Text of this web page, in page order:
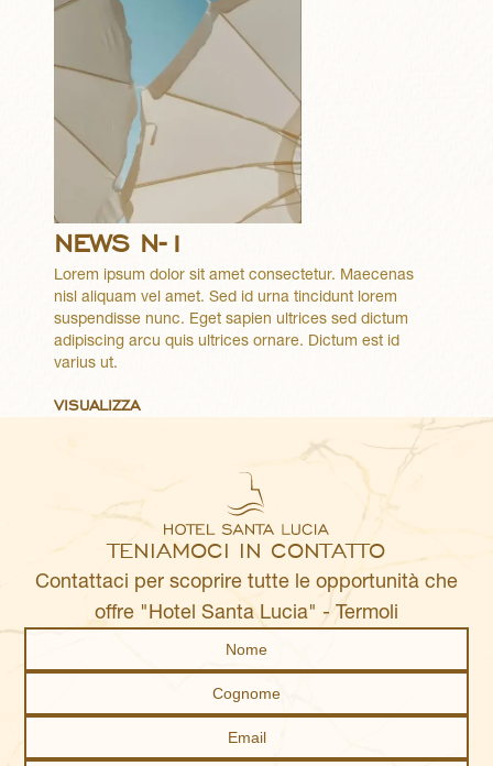
NEWS N-1
Lorem ipsum dolor sit amet consectetur. Maecenas
nisl aliquam vel amet. Sed id urna tincidunt lorem
suspendisse nunc. Eget sapien ultrices sed dictum
adipiscing arcu quis ultrices ornare. Dictum est id
varius ut.
VISUALIZZA
TENIAMOCI IN CONTATTO
Contattaci per scoprire tutte le opportunità che
offre "Hotel Santa Lucia" - Termoli